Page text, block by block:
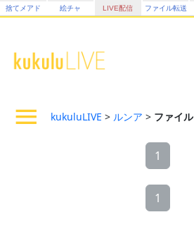
捨てメアド 絵チャ LIVE配信 ファイル転送
kukuluLIVE > ルンア > ファイル
1
1